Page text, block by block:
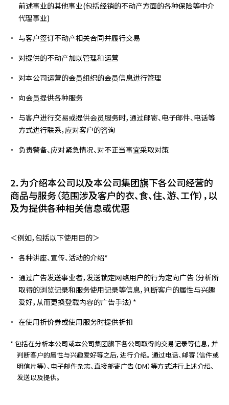
前述事业的其他事业(包括经销的不动产方面的各种保险等中介
代理事业)
与客户签订不动产相关合同并履行交易
对提供的不动产加以管理和运营
对本公司运营的会员组织的会员信息进行管理
向会员提供各种服务
与客户进行交易或提供会员服务时，通过邮寄、电子邮件、电话等
方式进行联系，应对客户的咨询
负责警备、应对紧急情况、对不正当事宜采取对策
2．为介绍本公司以及本公司集团旗下各公司经营的
商品与服务（范围涉及客户的衣、食、住、游、工作），以
及为提供各种相关信息或优惠
＜例如，包括以下使用目的＞
各种讲座、宣传、活动的介绍*
通过广告发送事业者，发送锁定网络用户的行为定向广告（分析所
取得的浏览记录和服务使用记录等信息，判断客户的属性与兴趣
爱好，从而更换登载内容的广告手法）*
在使用折价券或使用服务时提供折扣
* 包括在分析本公司或本公司集团旗下各公司取得的交易记录等信息，并
判断客户的属性与兴趣爱好等之后，进行介绍。 通过电话、邮寄（信件或
明信片等）、电子邮件杂志、直接邮寄广告（DM）等方式进行上述介绍、
发送以及提供。